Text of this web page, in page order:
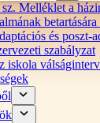
sz. Melléklet a
és poszt-
szabályzat
iskola